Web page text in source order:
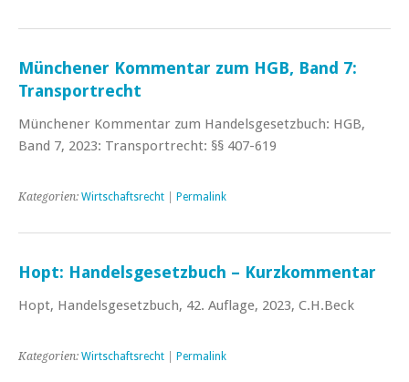
Münchener Kommentar zum HGB, Band 7:
Transportrecht
Münchener Kommentar zum Handelsgesetzbuch: HGB,
Band 7, 2023: Transportrecht: §§ 407-619
Kategorien: Wirtschaftsrecht Permalink
Hopt: Handelsgesetzbuch – Kurzkommentar
Hopt, Handelsgesetzbuch, 42. Auflage, 2023, C.H.Beck
Kategorien: Wirtschaftsrecht Permalink